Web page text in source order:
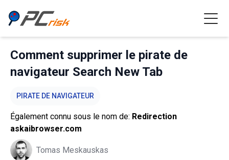
Comment supprimer le pirate de
navigateur Search New Tab
PIRATE DE NAVIGATEUR
Également connu sous le nom de: Redirection
askaibrowser.com
Tomas Meskauskas